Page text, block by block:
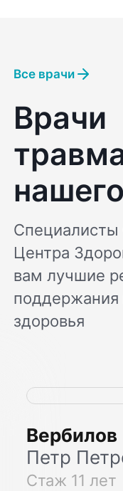
Все врачи
Врачи
Специалисты
Центра
вам лучшие
поддержания
здоровья
Вербилов
Петр
Стаж 11 лет